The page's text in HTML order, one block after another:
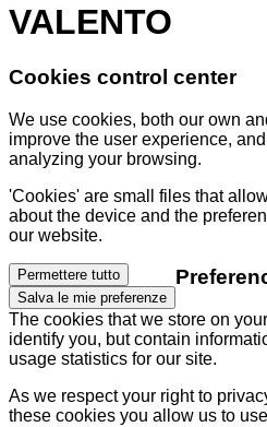
VALENTO
Cookies control center
We use cookies, both our own
improve the user experience,
analyzing your browsing.
'Cookies' are small files that
about the device and the
our website.
Permettere tutto
Salva le mie preferenze
The cookies that we store on
identify you, but contain
usage statistics for our site.
As we respect your right to
these cookies you allow us to